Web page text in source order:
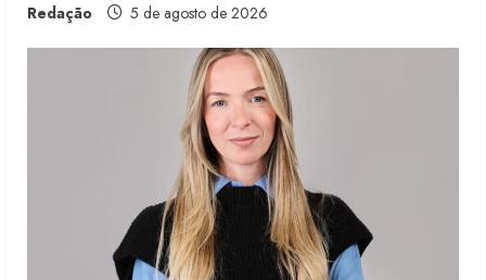
Redação 5 de agosto de 2026